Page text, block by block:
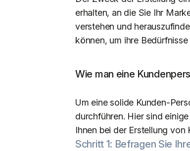
erhalten, an die Sie Ihr
verstehen und
können, um ihre Bedürfnisse
Wie man eine
Um eine solide Kunden-
durchführen. Hier sind
Ihnen bei der Erstellung von
Schritt 1: Befragen Sie